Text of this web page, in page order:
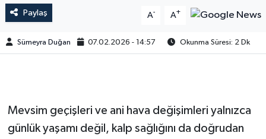
Paylaş A- A+
Sümeyra Duğan 07.02.2026 - 14:57 Okunma Süresi: 2 Dk
Mevsim geçişleri ve ani hava değişimleri yalnızca
günlük yaşamı değil, kalp sağlığını da doğrudan